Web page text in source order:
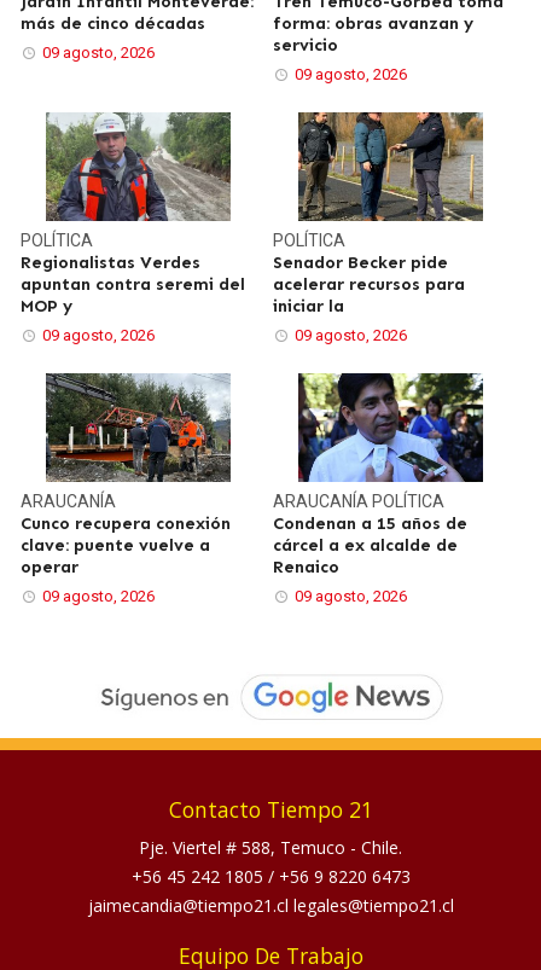
más de cinco décadas
09 agosto, 2026
forma: obras avanzan y
servicio
09 agosto, 2026
POLÍTICA
Regionalistas Verdes
apuntan contra seremi del
MOP y
09 agosto, 2026
POLÍTICA
Senador Becker pide
acelerar recursos para
iniciar la
09 agosto, 2026
ARAUCANÍA
Cunco recupera conexión
clave: puente vuelve a
operar
09 agosto, 2026
ARAUCANÍA POLÍTICA
Condenan a 15 años de
cárcel a ex alcalde de
Renaico
09 agosto, 2026
Contacto Tiempo 21
Pje. Viertel # 588, Temuco - Chile.
+56 45 242 1805 / +56 9 8220 6473
jaimecandia@tiempo21.cl legales@tiempo21.cl
Equipo De Trabajo